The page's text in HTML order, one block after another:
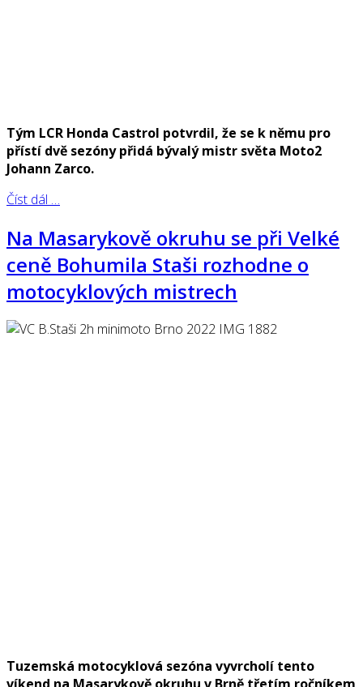
Tým LCR Honda Castrol potvrdil, že se k němu pro
přístí dvě sezóny přidá bývalý mistr světa Moto2
Johann Zarco.
Číst dál …
Na Masarykově okruhu se při Velké
ceně Bohumila Staši rozhodne o
motocyklových mistrech
Tuzemská motocyklová sezóna vyvrcholí tento